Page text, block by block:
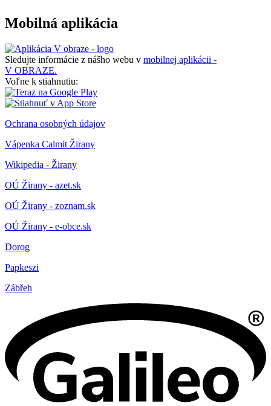
Mobilná aplikácia
Sledujte informácie z nášho webu v mobilnej aplikácii -
V OBRAZE.
Voľne k stiahnutiu:
Ochrana osobných údajov
Vápenka Calmit Žirany
Wikipedia - Žirany
OÚ Žirany - azet.sk
OÚ Žirany - zoznam.sk
OÚ Žirany - e-obce.sk
Dorog
Papkeszi
Zábřeh